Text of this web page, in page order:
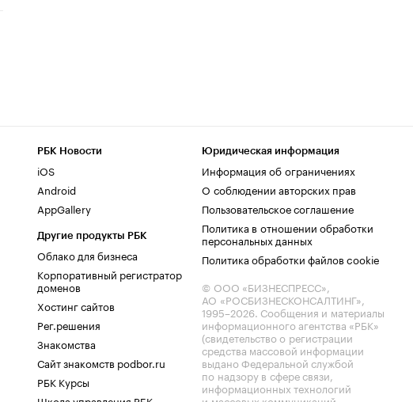
РБК Новости
iOS
Android
AppGallery
Другие продукты РБК
Облако для бизнеса
Корпоративный регистратор
доменов
Хостинг сайтов
Рег.решения
Знакомства
Сайт знакомств podbor.ru
РБК Курсы
Юридическая информация
Информация об ограничениях
О соблюдении авторских прав
Пользовательское соглашение
Политика в отношении обработки
персональных данных
Политика обработки файлов cookie
© ООО «БИЗНЕСПРЕСС»,
АО «РОСБИЗНЕСКОНСАЛТИНГ»,
1995–2026. Сообщения и материалы
информационного агентства «РБК»
(свидетельство о регистрации
средства массовой информации
выдано Федеральной службой
по надзору в сфере связи,
информационных технологий